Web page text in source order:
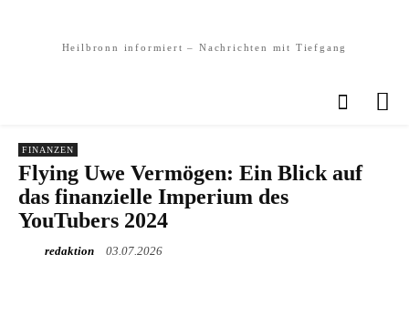
Heilbronn informiert – Nachrichten mit Tiefgang
FINANZEN
Flying Uwe Vermögen: Ein Blick auf
das finanzielle Imperium des
YouTubers 2024
redaktion 03.07.2026